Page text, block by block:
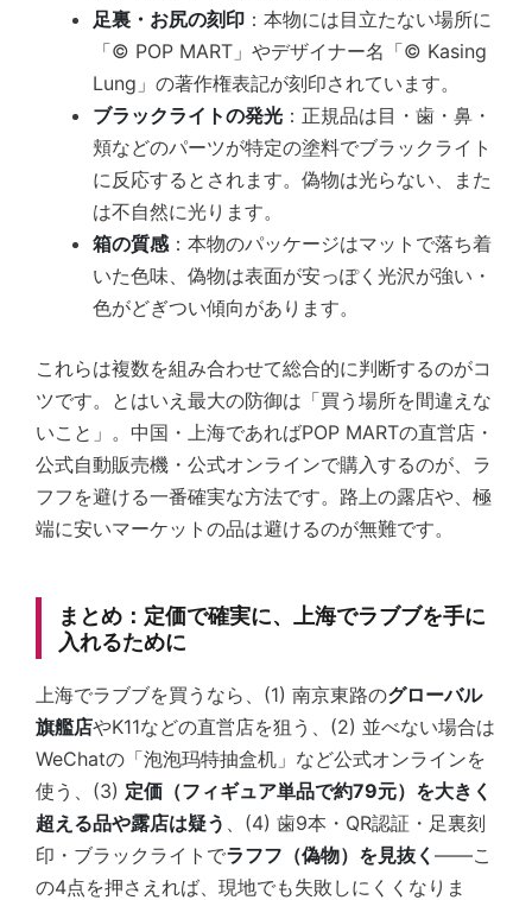
足裏・お尻の刻印 ：本物には目立たない場所に
「© POP MART」やデザイナー名「© Kasing
Lung」の著作権表記が刻印されています。
ブラックライトの発光 ：正規品は目・歯・鼻・
頬などのパーツが特定の塗料でブラックライト
に反応するとされます。偽物は光らない、また
は不自然に光ります。
箱の質感 ：本物のパッケージはマットで落ち着
いた色味、偽物は表面が安っぽく光沢が強い・
色がどぎつい傾向があります。
これらは複数を組み合わせて総合的に判断するのがコ
ツです。とはいえ最大の防御は「買う場所を間違えな
いこと」。中国・上海であればPOP MARTの直営店・
公式自動販売機・公式オンラインで購入するのが、ラ
フフを避ける一番確実な方法です。路上の露店や、極
端に安いマーケットの品は避けるのが無難です。
まとめ：定価で確実に、上海でラブブを手に
入れるために
上海でラブブを買うなら、(1) 南京東路のグローバル
旗艦店やK11などの直営店を狙う、(2) 並べない場合は
WeChatの「泡泡玛特抽盒机」など公式オンラインを
使う、(3) 定価（フィギュア単品で約79元）を大きく
超える品や露店は疑う
、(4) 歯9本・QR認証・足裏刻
印・ブラックライトでラフフ（偽物）を見抜く ——こ
の4点を押さえれば、現地でも失敗しにくくなりま